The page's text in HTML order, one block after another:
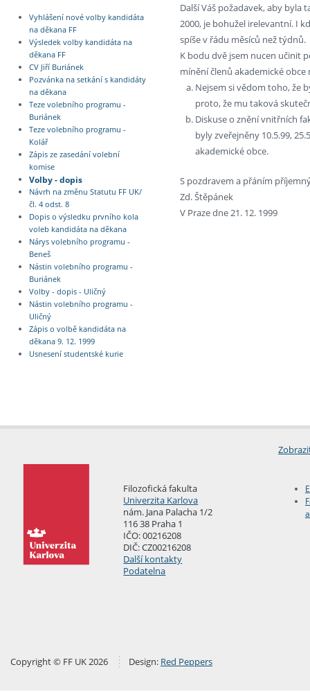
Vyhlášení nové volby kandidáta
na děkana FF
Výsledek volby kandidáta na
děkana FF
CV Jiří Buriánek
Pozvánka na setkání s kandidáty
na děkana
Teze volebního programu -
Buriánek
Teze volebního programu -
Kolář
Zápis ze zasedání volební
komise
Volby - dopis
Návrh na změnu Statutu FF UK/
čl. 4 odst. 8
Dopis o výsledku prvního kola
voleb kandidáta na děkana
Nárys volebního programu -
Beneš
Nástin volebního programu -
Buriánek
Volby - dopis - Uličný
Nástin volebního programu -
Uličný
Zápis o volbě kandidáta na
děkana 9. 12. 1999
Usnesení studentské kurie
Další Váš požadavek, aby
2000, je bohužel irelevantní. I
spíše v řádu měsíců než týdnů.
K bodu dvě jsem nucen učinit
mínění členů akademické
Nejsem si vědom toho, že
proto, že mu taková
Diskuse o znění vnitřních
byly zveřejněny 10.5.99,
akademické obce.
S pozdravem a přáním
Zd. Štěpánek
V Praze dne 21. 12. 1999
Filozofická fakulta
Univerzita Karlova
nám. Jana Palacha 1/2
116 38 Praha 1
IČO: 00216208
DIČ: CZ00216208
Další kontakty
Podatelna
Copyright © FF UK 2026 Design: Red Peppers